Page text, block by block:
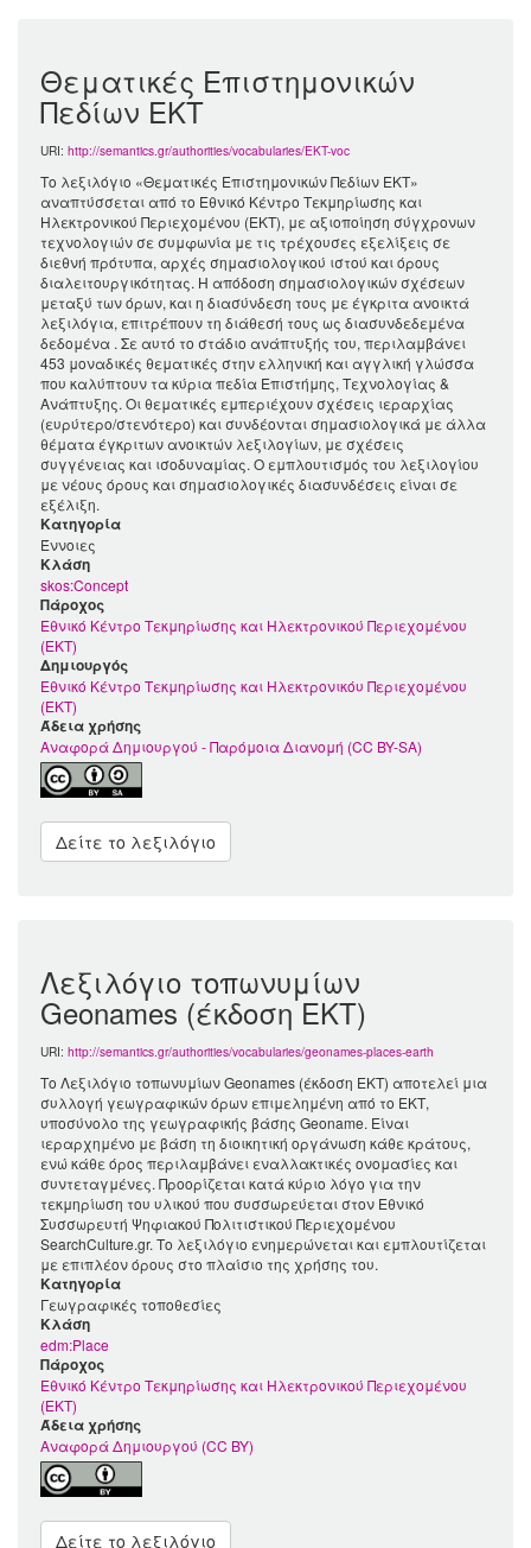
Θεματικές Επιστημονικών
Πεδίων ΕΚΤ
URI: http://semantics.gr/authorities/vocabularies/EKT-voc
Το λεξιλόγιο «Θεματικές Επιστημονικών Πεδίων ΕΚΤ»
αναπτύσσεται από το Εθνικό Κέντρο Τεκμηρίωσης και
Ηλεκτρονικού Περιεχομένου (ΕΚΤ), με αξιοποίηση σύγχρονων
τεχνολογιών σε συμφωνία με τις τρέχουσες εξελίξεις σε
διεθνή πρότυπα, αρχές σημασιολογικού ιστού και όρους
διαλειτουργικότητας. Η απόδοση σημασιολογικών σχέσεων
μεταξύ των όρων, και η διασύνδεση τους με έγκριτα ανοικτά
λεξιλόγια, επιτρέπουν τη διάθεσή τους ως διασυνδεδεμένα
δεδομένα . Σε αυτό το στάδιο ανάπτυξής του, περιλαμβάνει
453 μοναδικές θεματικές στην ελληνική και αγγλική γλώσσα
που καλύπτουν τα κύρια πεδία Επιστήμης, Τεχνολογίας &
Ανάπτυξης. Οι θεματικές εμπεριέχουν σχέσεις ιεραρχίας
(ευρύτερο/στενότερο) και συνδέονται σημασιολογικά με άλλα
θέματα έγκριτων ανοικτών λεξιλογίων, με σχέσεις
συγγένειας και ισοδυναμίας. Ο εμπλουτισμός του λεξιλογίου
με νέους όρους και σημασιολογικές διασυνδέσεις είναι σε
εξέλιξη.
Κατηγορία
Έννοιες
Kλάση
skos:Concept
Πάροχος
Εθνικό Κέντρο Τεκμηρίωσης και Ηλεκτρονικού Περιεχομένου
(ΕΚΤ)
Δημιουργός
Εθνικό Κέντρο Τεκμηρίωσης και Ηλεκτρονικόυ Περιεχομένου
(ΕΚΤ)
Άδεια χρήσης
Αναφορά Δημιουργού - Παρόμοια Διανομή (CC BY-SA)
Δείτε το λεξιλόγιο
Λεξιλόγιο τοπωνυμίων
Geonames (έκδοση ΕΚΤ)
URI: http://semantics.gr/authorities/vocabularies/geonames-places-earth
Το Λεξιλόγιο τοπωνυμίων Geonames (έκδοση ΕΚΤ) αποτελεί μια
συλλογή γεωγραφικών όρων επιμελημένη από το ΕΚΤ,
υποσύνολο της γεωγραφικής βάσης Geoname. Είναι
ιεραρχημένο με βάση τη διοικητική οργάνωση κάθε κράτους,
ενώ κάθε όρος περιλαμβάνει εναλλακτικές ονομασίες και
συντεταγμένες. Προορίζεται κατά κύριο λόγο για την
τεκμηρίωση του υλικού που συσσωρεύεται στον Εθνικό
Συσσωρευτή Ψηφιακού Πολιτιστικού Περιεχομένου
SearchCulture.gr. Το λεξιλόγιο ενημερώνεται και εμπλουτίζεται
με επιπλέον όρους στο πλαίσιο της χρήσης του.
Κατηγορία
Γεωγραφικές τοποθεσίες
Kλάση
edm:Place
Πάροχος
Εθνικό Κέντρο Τεκμηρίωσης και Ηλεκτρονικού Περιεχομένου
(ΕΚΤ)
Άδεια χρήσης
Αναφορά Δημιουργού (CC BY)
Δείτε το λεξιλόγιο